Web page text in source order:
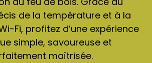
de la température et à la
Fi, profitez d’une expérience
simple, savoureuse et
maîtrisée.